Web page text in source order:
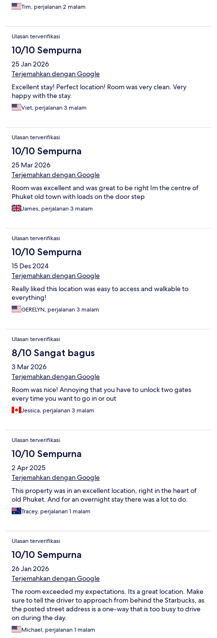
Tim, perjalanan 2 malam
Ulasan terverifikasi
10/10 Sempurna
25 Jan 2026
Terjemahkan dengan Google
Excellent stay! Perfect location! Room was very clean. Very
happy with the stay.
Viet, perjalanan 3 malam
Ulasan terverifikasi
10/10 Sempurna
25 Mar 2026
Terjemahkan dengan Google
Room was excellent and was great to be right Im the centre of
Phuket old town with loads on the door step
James, perjalanan 3 malam
Ulasan terverifikasi
10/10 Sempurna
15 Des 2024
Terjemahkan dengan Google
Really liked this location was easy to access and walkable to
everything!
GERELYN, perjalanan 3 malam
Ulasan terverifikasi
8/10 Sangat bagus
3 Mar 2026
Terjemahkan dengan Google
Room was nice! Annoying that you have to unlock two gates
every time you want to go in or out
Jessica, perjalanan 3 malam
Ulasan terverifikasi
10/10 Sempurna
2 Apr 2025
Terjemahkan dengan Google
This property was in an excellent location, right in the heart of
old Phuket. And for an overnight stay there was a lot to do.
Tracey, perjalanan 1 malam
Ulasan terverifikasi
10/10 Sempurna
26 Jan 2026
Terjemahkan dengan Google
The room exceeded my expectations. Its a great location. Make
sure to tell the driver to approach from behind the Starbucks, as
the posted street address is a one-way that is too busy to drive
on during the day.
Michael, perjalanan 1 malam